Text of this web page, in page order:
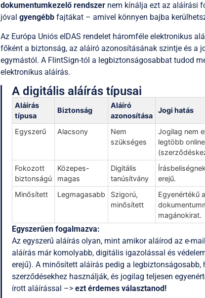
dokumentumkezelő rendszer nem kínálja ezt az aláírási
jóvalgyengébb fajtákat – amivel könnyen bajba
Az Európa Uniós eIDAS rendelet háromféle elektronikus
főként a biztonság, az aláíró azonosításának szintje és a
egymástól. A FlintSign-tól a legbiztonságosabbat tudod
elektronikus aláírás.
A digitális aláírás típusai
Aláírás
típusa
Biztonság
Aláíró
azonosítása
Jogi hatás
Egyszerű Alacsony
Nem
szükséges
Jogilag nem
legtöbb
Fokozott
biztonságú
Közepes-
magas
Digitális
tanúsítvány
erejű.
Minősített
Legmagasabb
Szigorú,
minősített
Egyenértékű
magánokirat.
Egyszerűen fogalmazva:
Az egyszerű aláírás olyan, mint amikor aláírod az e-
aláírás már komolyabb, digitális igazolással és
erejű). A minősített aláírás pedig a legbiztonságosabb,
szerződésekhez használják, és jogilag teljesen
írott aláírással –>ezt érdemes választanod!